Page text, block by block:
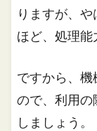
りますが、
ほど、処理能
ですから、
ので、利用の
しましょう。